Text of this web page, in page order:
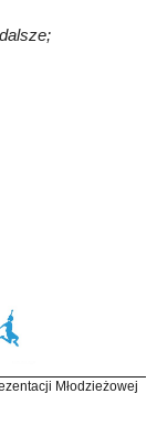
Młodzieżowej